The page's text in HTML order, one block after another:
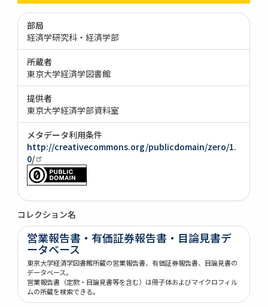
部局
経済学研究科・経済学部
所蔵者
東京大学経済学図書館
提供者
東京大学経済学部資料室
メタデータ利用条件
http://creativecommons.org/publicdomain/zero/1.
0/
コレクション名
営業報告書・有価証券報告書・目論見書デ
ータベース
東京大学経済学図書館所蔵の営業報告書、有価証券報告書、目論見書の
データベース。
営業報告書（定款・目論見書等を含む）は冊子体およびマイクロフィル
ムの所蔵を検索できる。